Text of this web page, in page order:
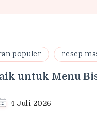
populer resep
untuk Menu
4 Juli 2026